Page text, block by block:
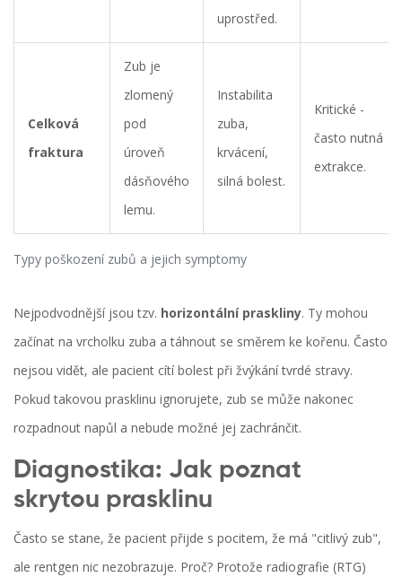
Typy poškození zubů a jejich symptomy
uprostřed.
Celková
fraktura
Zub je
zlomený
pod
úroveň
dásňového
lemu.
Instabilita
zuba,
krvácení,
silná bolest.
Kritické -
často nutná
extrakce.
Nejpodvodnější jsou tzv. horizontální praskliny. Ty mohou
začínat na vrcholku zuba a táhnout se směrem ke kořenu. Často
nejsou vidět, ale pacient cítí bolest při žvýkání tvrdé stravy.
Pokud takovou prasklinu ignorujete, zub se může nakonec
rozpadnout napůl a nebude možné jej zachránčit.
Diagnostika: Jak poznat
skrytou prasklinu
Často se stane, že pacient přijde s pocitem, že má "citlivý zub",
ale rentgen nic nezobrazuje. Proč? Protože radiografie (RTG)